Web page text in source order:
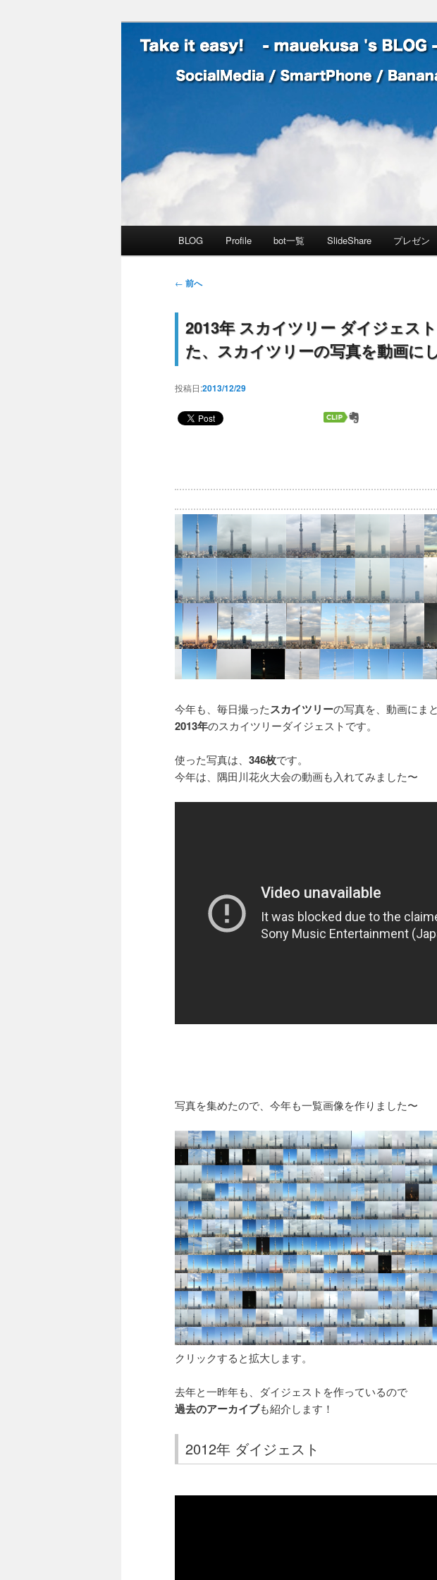
Take it easy! –
メインコンテンツへ移動
サブコンテンツへ移動
BLOG Profile bot一覧 SlideShare プレゼン
投稿ナビゲーション
← 前へ
2013年 スカイツリー ダイジェス
た、スカイツリーの写真を動画に
投稿日:2013/12/29
今年も、毎日撮ったスカイツリーの写真を、動画にま
2013年のスカイツリーダイジェストです。
使った写真は、 346枚です。
今年は、隅田川花火大会の動画も入れてみました〜
写真を集めたので、今年も一覧画像を作りました〜
クリックすると拡大します。
去年と一昨年も、ダイジェストを作っているので
過去のアーカイブも紹介します！
2012年 ダイジェスト